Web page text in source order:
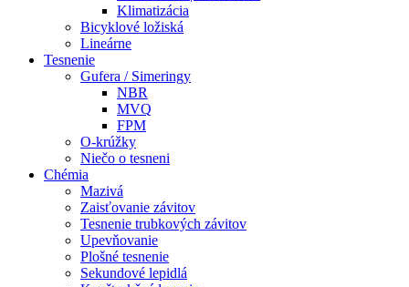
Klimatizácia
Bicyklové ložiská
Lineárne
Tesnenie
Gufera / Simeringy
NBR
MVQ
FPM
O-krúžky
Niečo o tesneni
Chémia
Mazivá
Zaisťovanie závitov
Tesnenie trubkových závitov
Upevňovanie
Plošné tesnenie
Sekundové lepidlá